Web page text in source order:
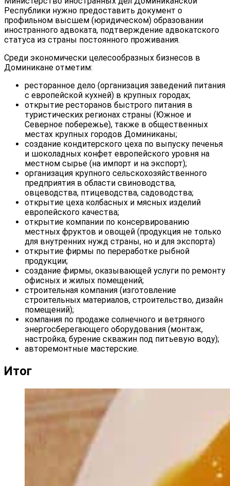
Республики нужно предоставить документ о
профильном высшем (юридическом) образовании
иностранного адвоката, подтверждение адвокатского
статуса из страны постоянного проживания.
Среди экономически целесообразных бизнесов в
Доминикане отметим:
ресторанное дело (организация заведений питания
с европейской кухней) в крупных городах;
открытие ресторанов быстрого питания в
туристических регионах страны (Южное и
Северное побережье), также в общественных
местах крупных городов Доминиканы;
создание кондитерского цеха по выпуску печенья
и шоколадных конфет европейского уровня на
местном сырье (на импорт и на экспорт);
организация крупного сельскохозяйственного
предприятия в области свиноводства,
овцеводства, птицеводства, садоводства;
открытие цеха колбасных и мясных изделий
европейского качества;
открытие компании по консервированию
местных фруктов и овощей (продукция не только
для внутренних нужд страны, но и для экспорта)
открытие фирмы по переработке рыбной
продукции;
создание фирмы, оказывающей услуги по ремонту
офисных и жилых помещений;
строительная компания (изготовление
строительных материалов, строительство, дизайн
помещений);
компания по продаже солнечного и ветряного
энергосберегающего оборудования (монтаж,
настройка, бурение скважин под питьевую воду);
авторемонтные мастерские.
Итог